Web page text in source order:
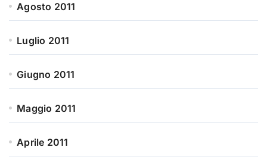
Agosto 2011
Luglio 2011
Giugno 2011
Maggio 2011
Aprile 2011